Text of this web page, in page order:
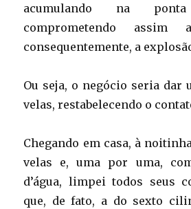
acumulando na
comprometendo
consequentemente, a
Ou seja, o negócio seria dar
velas, restabelecendo o
Chegando em casa, à
velas e, uma por uma,
d’água, limpei todos seus
que, de fato, a do sexto